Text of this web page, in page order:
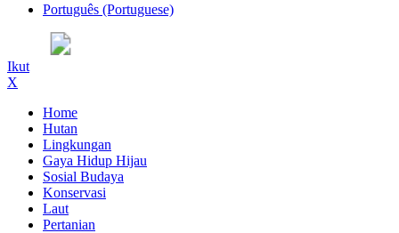
Português (Portuguese)
Ikut
X
Home
Hutan
Lingkungan
Gaya Hidup Hijau
Sosial Budaya
Konservasi
Laut
Pertanian